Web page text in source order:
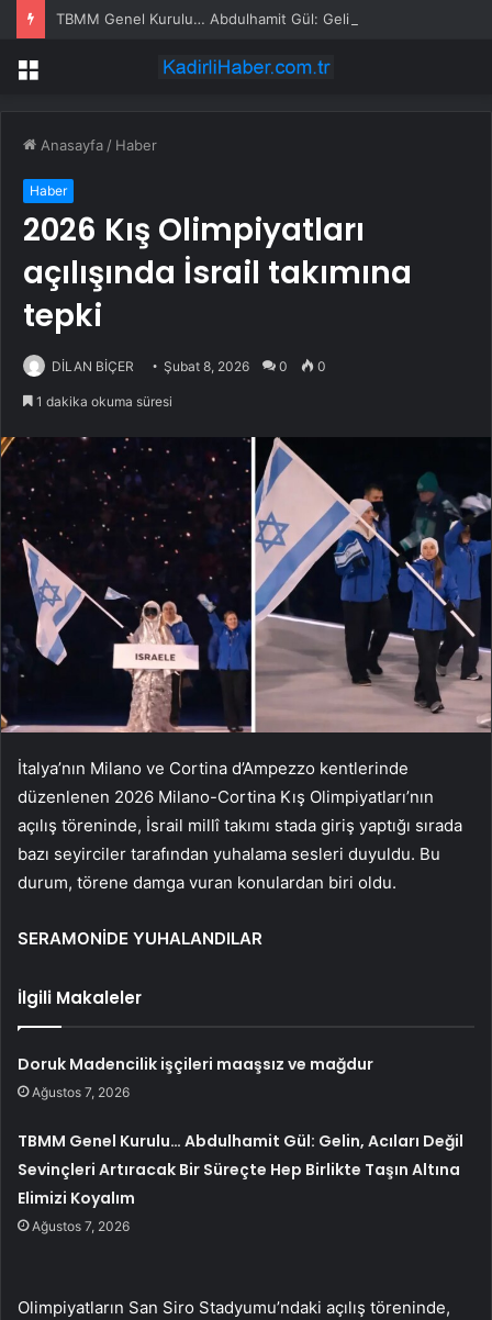
Menü
Anasayfa / Haber
Haber
2026 Kış Olimpiyatları
açılışında İsrail takımına
tepki
DİLAN BİÇER Şubat 8, 2026 0 0
1 dakika okuma süresi
İtalya’nın Milano ve Cortina d’Ampezzo kentlerinde
düzenlenen 2026 Milano-Cortina Kış Olimpiyatları’nın
açılış töreninde, İsrail millî takımı stada giriş yaptığı sırada
bazı seyirciler tarafından yuhalama sesleri duyuldu. Bu
durum, törene damga vuran konulardan biri oldu.
SERAMONİDE YUHALANDILAR
İlgili Makaleler
Doruk Madencilik işçileri maaşsız ve mağdur
Ağustos 7, 2026
TBMM Genel Kurulu… Abdulhamit Gül: Gelin, Acıları Değil
Sevinçleri Artıracak Bir Süreçte Hep Birlikte Taşın Altına
Elimizi Koyalım
Ağustos 7, 2026
Olimpiyatların San Siro Stadyumu’ndaki açılış töreninde,